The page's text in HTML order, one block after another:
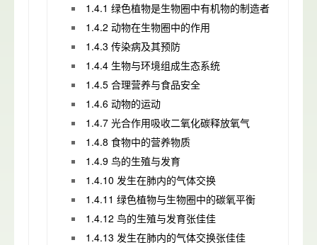
1.4.1 绿色植物是生物圈中有机物的制造者
1.4.2 动物在生物圈中的作用
1.4.3 传染病及其预防
1.4.4 生物与环境组成生态系统
1.4.5 合理营养与食品安全
1.4.6 动物的运动
1.4.7 光合作用吸收二氧化碳释放氧气
1.4.8 食物中的营养物质
1.4.9 鸟的生殖与发育
1.4.10 发生在肺内的气体交换
1.4.11 绿色植物与生物圈中的碳氧平衡
1.4.12 鸟的生殖与发育张佳佳
1.4.13 发生在肺内的气体交换张佳佳